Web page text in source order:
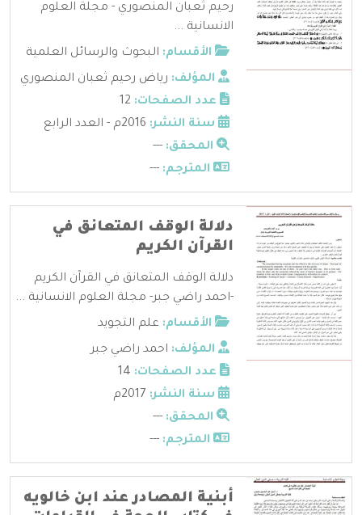
رحيم ثعبان المنصوري - مجلة العلوم
الانسانية ...
الأقسام: البحوث والرسائل العلمية
المؤلف: رياض رحيم ثعبان المنصوري
عدد الصفحات:
سنة النشر:
المحقق: ---
المترجم: ---
دلالة الوقف المتعانق في
القرآن الكريم
دلالة الوقف المتعانق في القرآن الكريم
-احمد راضي جبر- مجلة العلوم الانسانية ...
الأقسام: علم التجويد
المؤلف: احمد راضي جبر
عدد الصفحات:
سنة النشر:
المحقق: ---
المترجم: ---
أبنية المصادر عند ابن خالويه